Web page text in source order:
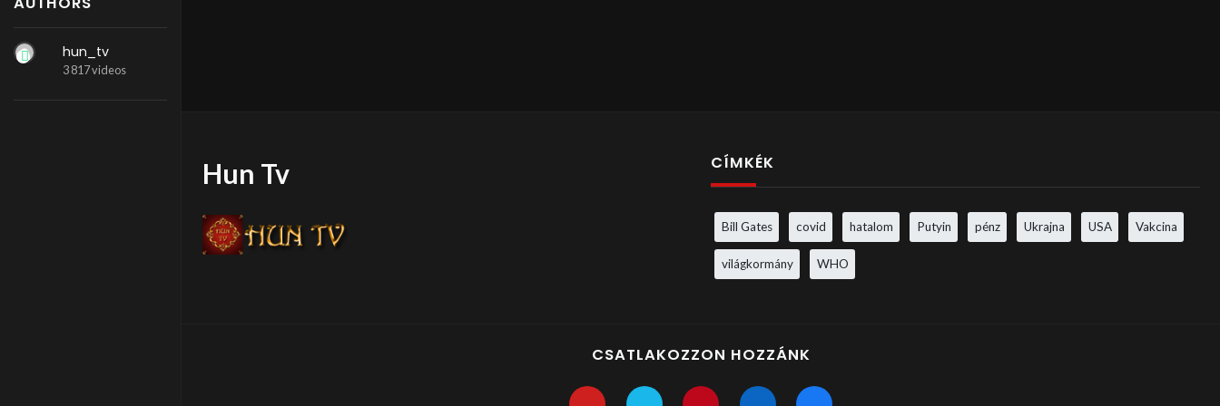
hun_tv
3 817 videos
Hun Tv CÍMKÉK
Bill Gates covid hatalom Putyin pénz Ukrajna USA Vakcina
világkormány WHO
CSATLAKOZZON HOZZÁNK